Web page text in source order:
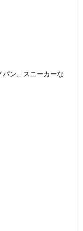
パン、スニーカーな